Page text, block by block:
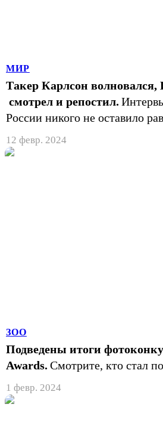
МИР
Такер Карлсон
смотрел и репостил.
России никого не оставило
12 февр. 2024
ЗОО
Подведены итоги
Awards. Смотрите, кто стал
1 февр. 2024